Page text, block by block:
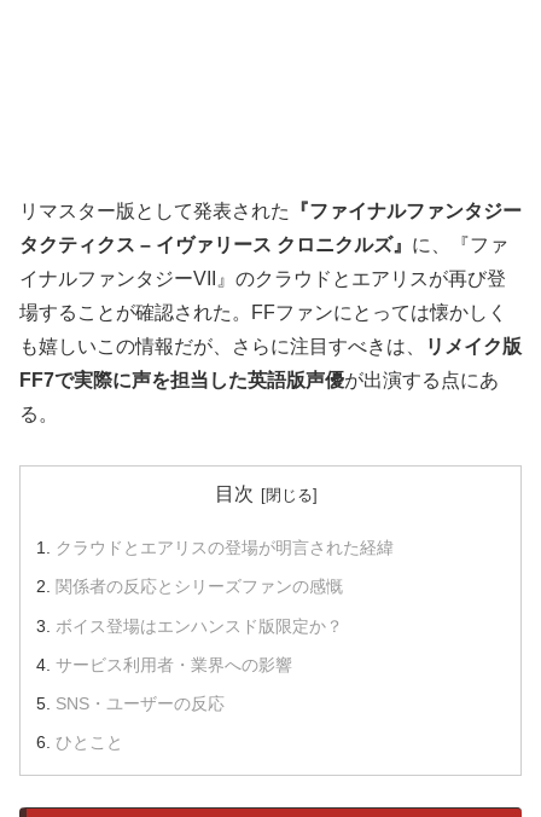
リマスター版として発表された
『ファイナルファンタジー
タクティクス – イヴァリース クロニクルズ』 に、『ファ
イナルファンタジーVII』のクラウドとエアリスが再び登
場することが確認された。FFファンにとっては懐かしく
も嬉しいこの情報だが、さらに注目すべきは、
リメイク版
FF7で実際に声を担当した英語版声優が出演する点にあ
る。
目次
クラウドとエアリスの登場が明言された経緯
関係者の反応とシリーズファンの感慨
ボイス登場はエンハンスド版限定か？
サービス利用者・業界への影響
SNS・ユーザーの反応
ひとこと